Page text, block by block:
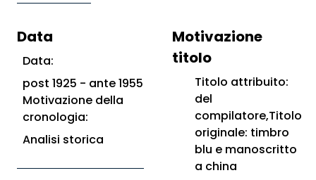
Data
Data:
post 1925 - ante 1955
Motivazione della
cronologia:
Analisi storica
Motivazione
titolo
Titolo attribuito:
del
compilatore,Titolo
originale: timbro
blu e manoscritto
a china